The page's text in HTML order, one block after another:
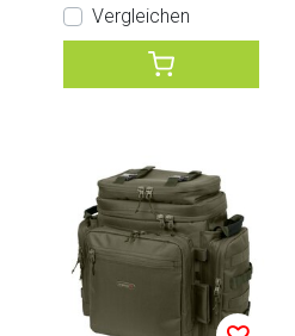
Vergleichen